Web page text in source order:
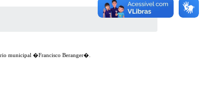
municipal �Francisco Beranger�.